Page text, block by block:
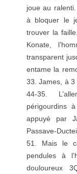
joue au
à bloquer le
trouver la
Konate,
transparent
entame la
33. James, à 3
44-35.
périgourdins
appuyé par
Passave-
51. Mais le
pendules à
douloureux